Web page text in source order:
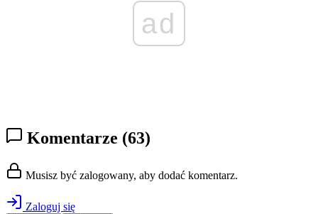
ad
Komentarze (63)
Musisz być zalogowany, aby dodać komentarz.
Zaloguj się